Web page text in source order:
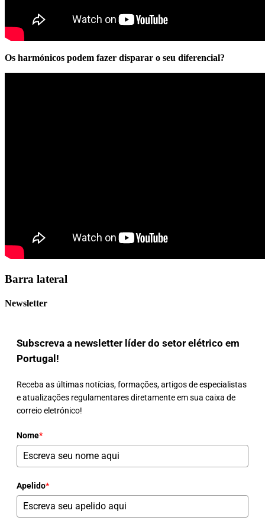
Os harmónicos podem fazer disparar o seu diferencial?
Barra lateral
Newsletter
Subscreva a newsletter líder do setor elétrico em
Portugal!
Receba as últimas notícias, formações, artigos de especialistas
e atualizações regulamentares diretamente em sua caixa de
correio eletrónico!
Nome*
Apelido*